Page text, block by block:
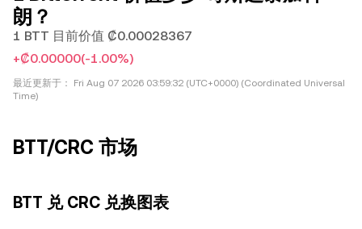
朗？
1 BTT 目前价值 ₡0.00028367
+₡0.00000(-1.00%)
最近更新于：
Fri Aug 07 2026 03:59:32 (UTC+0000) (Coordinated Universal
Time)
BTT/CRC 市场
BTT 兑 CRC 兑换图表